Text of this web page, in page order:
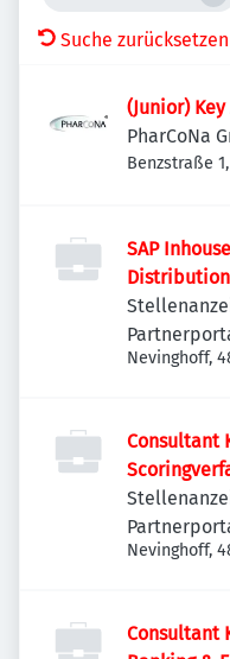
Suche zurücksetzen
(Junior)
PharCoNa
Benzstraße
SAP
Nevinghoff,
Consultant
Nevinghoff,
Consultant